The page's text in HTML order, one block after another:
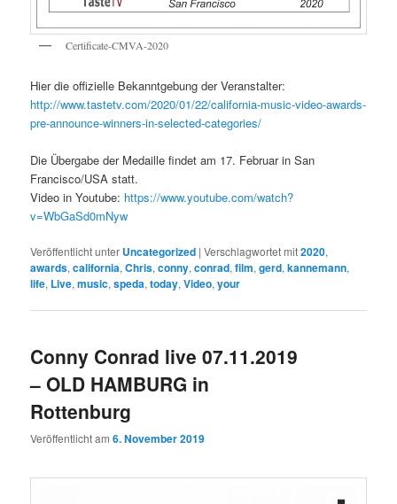
Certificate-CMVA-2020
Hier die offizielle Bekanntgebung der Veranstalter:
http://www.tastetv.com/2020/01/22/california-music-video-awards-
pre-announce-winners-in-selected-categories/
Die Übergabe der Medaille findet am 17. Februar in San
Francisco/USA statt.
Video in Youtube: https://www.youtube.com/watch?
v=WbGaSd0mNyw
Veröffentlicht unter Uncategorized |Verschlagwortet mit2020,
awards,california,Chris,conny,conrad,film,gerd,kannemann,
life, Live,music,speda,today,Video,your
Conny Conrad live 07.11.2019
– OLD HAMBURG in
Rottenburg
Veröffentlicht am6. November 2019